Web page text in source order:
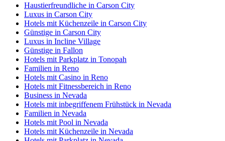
Haustierfreundliche in Carson City
Luxus in Carson City
Hotels mit Küchenzeile in Carson City
Günstige in Carson City
Luxus in Incline Village
Günstige in Fallon
Hotels mit Parkplatz in Tonopah
Familien in Reno
Hotels mit Casino in Reno
Hotels mit Fitnessbereich in Reno
Business in Nevada
Hotels mit inbegriffenem Frühstück in Nevada
Familien in Nevada
Hotels mit Pool in Nevada
Hotels mit Küchenzeile in Nevada